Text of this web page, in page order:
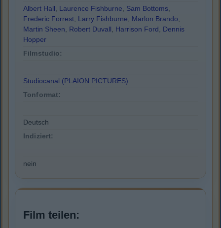
Albert Hall, Laurence Fishburne, Sam Bottoms,
Frederic Forrest, Larry Fishburne, Marlon Brando,
Martin Sheen, Robert Duvall, Harrison Ford, Dennis
Hopper
Filmstudio:
Studiocanal (PLAION PICTURES)
Tonformat:
Deutsch
Indiziert:
nein
Film teilen: